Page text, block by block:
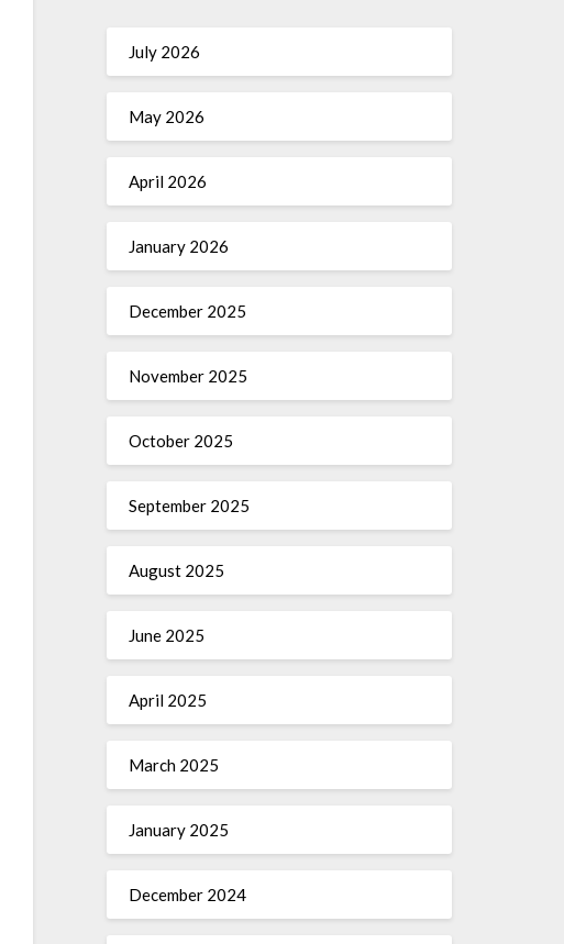
July 2026
May 2026
April 2026
January 2026
December 2025
November 2025
October 2025
September 2025
August 2025
June 2025
April 2025
March 2025
January 2025
December 2024